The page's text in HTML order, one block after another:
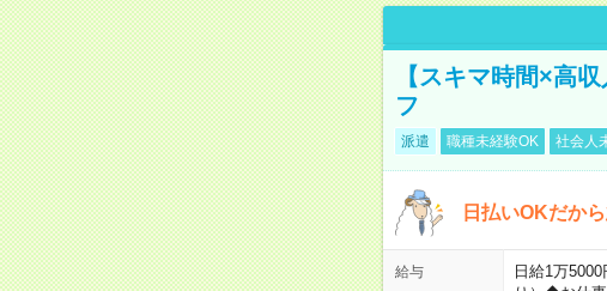
【スキマ時間×高
フ
派遣 職種未経験OK 社会人
日払いOKだか
給与
日給1万